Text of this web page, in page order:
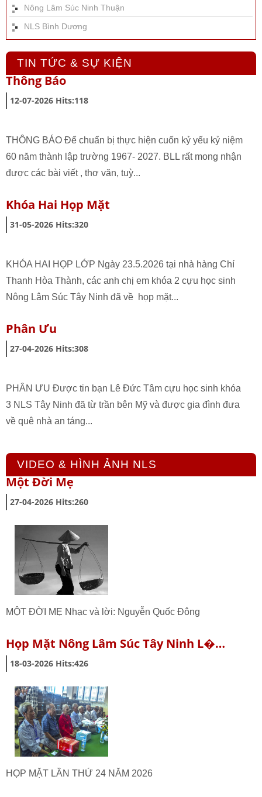
Nông Lâm Súc Ninh Thuận
NLS Bình Dương
TIN TỨC & SỰ KIỆN
Thông Báo
12-07-2026 Hits:118
THÔNG BÁO Để chuẩn bị thực hiện cuốn kỷ yếu kỷ niệm
60 năm thành lập trường 1967- 2027. BLL rất mong nhận
được các bài viết , thơ văn, tuỳ...
Khóa Hai Họp Mặt
31-05-2026 Hits:320
KHÓA HAI HỌP LỚP Ngày 23.5.2026 tại nhà hàng Chí
Thanh Hòa Thành, các anh chị em khóa 2 cựu học sinh
Nông Lâm Súc Tây Ninh đã về họp mặt...
Phân Ưu
27-04-2026 Hits:308
PHÂN ƯU Được tin bạn Lê Đức Tâm cựu học sinh khóa
3 NLS Tây Ninh đã từ trần bên Mỹ và được gia đình đưa
về quê nhà an táng...
VIDEO & HÌNH ẢNH NLS
Một Đời Mẹ
27-04-2026 Hits:260
MỘT ĐỜI MẸ Nhạc và lời: Nguyễn Quốc Đông
Họp Mặt Nông Lâm Súc Tây Ninh L�…
18-03-2026 Hits:426
HỌP MẶT LẦN THỨ 24 NĂM 2026